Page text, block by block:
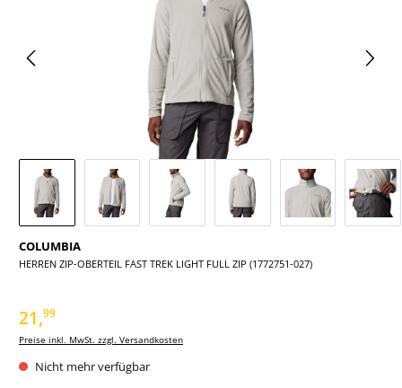
COLUMBIA
HERREN ZIP-OBERTEIL FAST TREK LIGHT FULL ZIP (1772751-027)
21,99
Preise inkl. MwSt. zzgl. Versandkosten
Nicht mehr verfügbar